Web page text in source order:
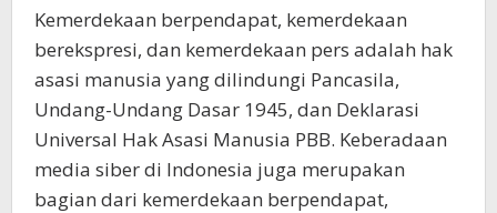
Juni
16,
2022
oleh
Kemerdekaan berpendapat, kemerdekaan
berekspresi, dan kemerdekaan pers adalah hak
asasi manusia yang dilindungi Pancasila,
Undang-Undang Dasar 1945, dan Deklarasi
Universal Hak Asasi Manusia PBB. Keberadaan
media siber di Indonesia juga merupakan
bagian dari kemerdekaan berpendapat,